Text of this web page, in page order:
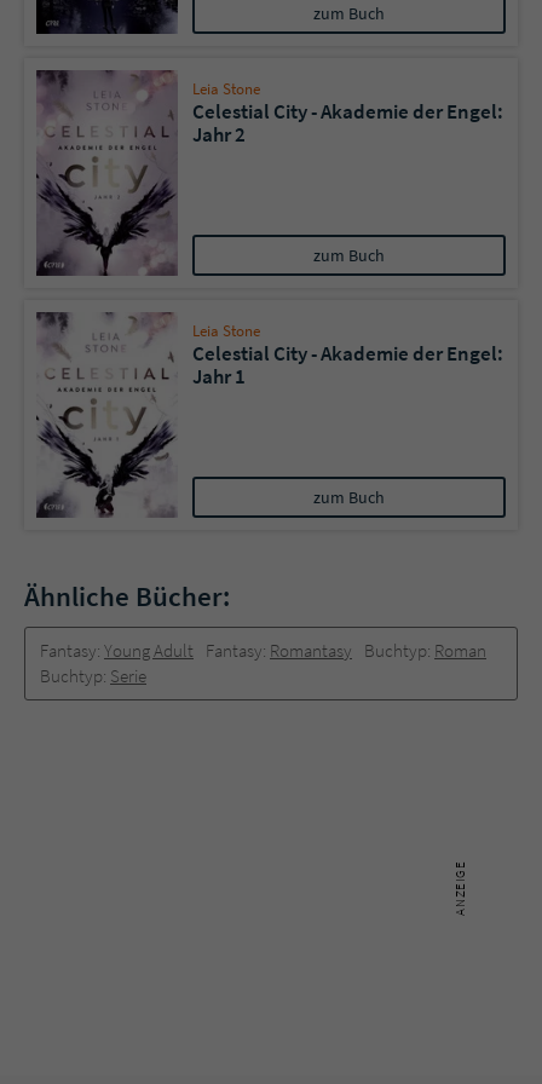
zum Buch
Leia Stone
Celestial City - Akademie der Engel:
Jahr 2
zum Buch
Leia Stone
Celestial City - Akademie der Engel:
Jahr 1
zum Buch
Ähnliche Bücher:
Fantasy: Young Adult Fantasy: Romantasy Buchtyp: Roman
Buchtyp: Serie